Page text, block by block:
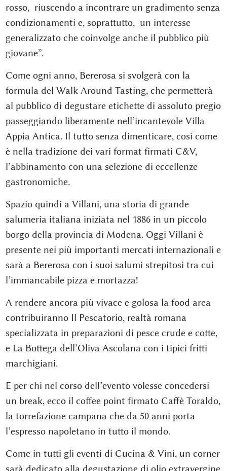
rosso, riuscendo a incontrare un gradimento senza
condizionamenti e, soprattutto, un interesse
generalizzato che coinvolge anche il pubblico più
giovane”.
Come ogni anno, Bererosa si svolgerà con la
formula del Walk Around Tasting, che permetterà
al pubblico di degustare etichette di assoluto pregio
passeggiando liberamente nell’incantevole Villa
Appia Antica. Il tutto senza dimenticare, così come
è nella tradizione dei vari format firmati C&V,
l’abbinamento con una selezione di eccellenze
gastronomiche.
Spazio quindi a Villani, una storia di grande
salumeria italiana iniziata nel 1886 in un piccolo
borgo della provincia di Modena. Oggi Villani è
presente nei più importanti mercati internazionali e
sarà a Bererosa con i suoi salumi strepitosi tra cui
l’immancabile pizza e mortazza!
A rendere ancora più vivace e golosa la food area
contribuiranno Il Pescatorio, realtà romana
specializzata in preparazioni di pesce crude e cotte,
e La Bottega dell’Oliva Ascolana con i tipici fritti
marchigiani.
E per chi nel corso dell’evento volesse concedersi
un break, ecco il coffee point firmato Caffè Toraldo,
la torrefazione campana che da 50 anni porta
l’espresso napoletano in tutto il mondo.
Come in tutti gli eventi di Cucina & Vini, un corner